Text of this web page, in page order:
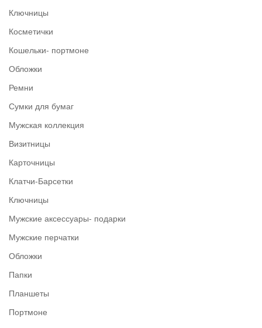
Ключницы
Косметички
Кошельки- портмоне
Обложки
Ремни
Сумки для бумаг
Мужская коллекция
Визитницы
Карточницы
Клатчи-Барсетки
Ключницы
Мужские аксессуары- подарки
Мужские перчатки
Обложки
Папки
Планшеты
Портмоне